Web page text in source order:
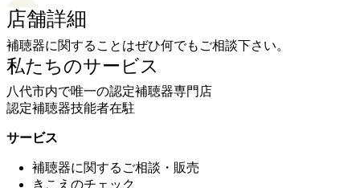
補聴器に関することはぜひ何でもご相談下さい。
私たちのサービス
八代市内で唯一の認定補聴器専門店
認定補聴器技能者在駐
サービス
補聴器に関するご相談・販売
きこえのチェック
補聴器の調整